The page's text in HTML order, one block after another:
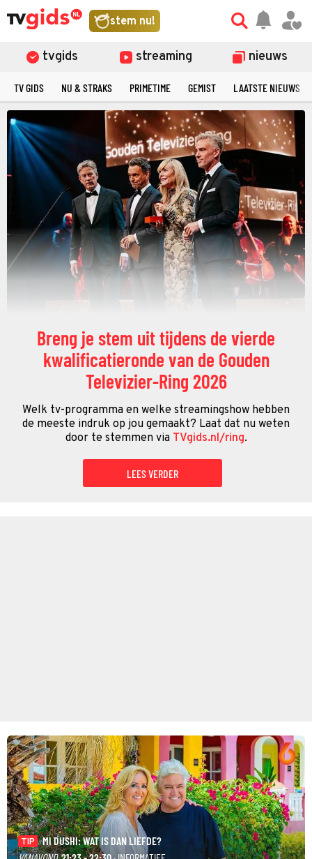
stem nu!
tvgids streaming nieuws
TV GIDS NU & STRAKS PRIMETIME GEMIST LAATSTE NIEUWS
Breng je stem uit tijdens de vierde
kwalificatieronde van de Gouden
Televizier-Ring 2026
Welk tv-programma en welke streamingshow hebben
de meeste indruk op jou gemaakt? Laat dat nu weten
door te stemmen via TVgids.nl/ring.
LEES VERDER
TIP
MI DUSHI: WAT IS DAN LIEFDE?